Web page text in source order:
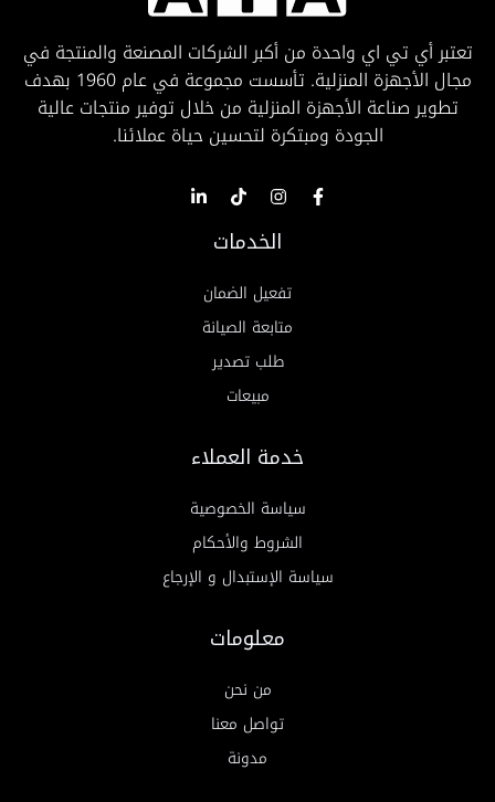
تعتبر أي تي اي واحدة من أكبر الشركات المصنعة والمنتجة في
مجال الأجهزة المنزلية. تأسست مجموعة في عام 1960 بهدف
تطوير صناعة الأجهزة المنزلية من خلال توفير منتجات عالية
الجودة ومبتكرة لتحسين حياة عملائنا.
الخدمات
تفعيل الضمان
متابعة الصيانة
طلب تصدير
مبيعات
خدمة العملاء
سياسة الخصوصية
الشروط والأحكام
سياسة الإستبدال و الإرجاع
معلومات
من نحن
تواصل معنا
مدونة